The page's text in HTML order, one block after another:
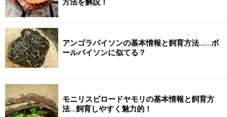
『トカゲ女』あらすじ
舞台はタイはチェンマイの奥地。日本の地質調査団が森
林で道に迷う。無人の民家に立ち寄った一団の面々が
次々に何者かに襲われ死んでいく。彼らを襲ったのは無
数の「ヤモリ」。
アンゴラパイソンの基本情報と飼育方法……ボ
ールパイソンに似てる？
モニリスビロードヤモリの基本情報と飼育方
法…飼育しやすく魅力的！